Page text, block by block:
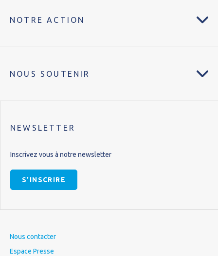
NOTRE ACTION
NOUS SOUTENIR
NEWSLETTER
Inscrivez vous à notre newsletter
S'INSCRIRE
Nous contacter
Espace Presse